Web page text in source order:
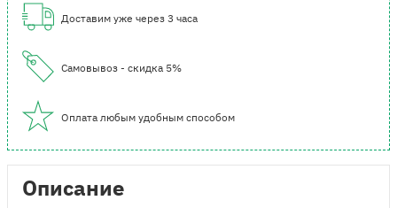
Доставим уже через 3 часа
Самовывоз - скидка 5%
Оплата любым удобным способом
Описание